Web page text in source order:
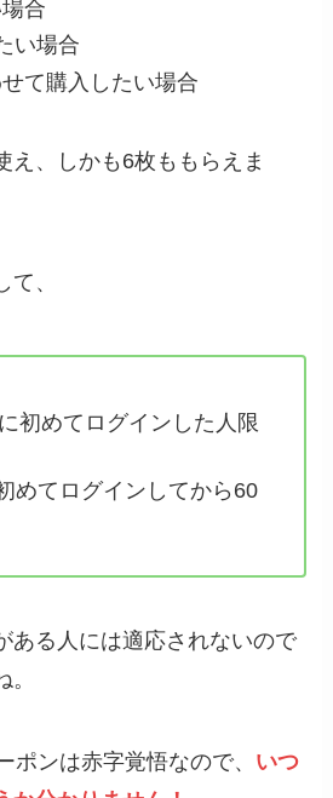
合
い場合
て購入したい場合
え、しかも6枚ももらえま
、
初めてログインした人限
めてログインしてから60
ある人には適応されないので
ポンは赤字覚悟なので、 いつ